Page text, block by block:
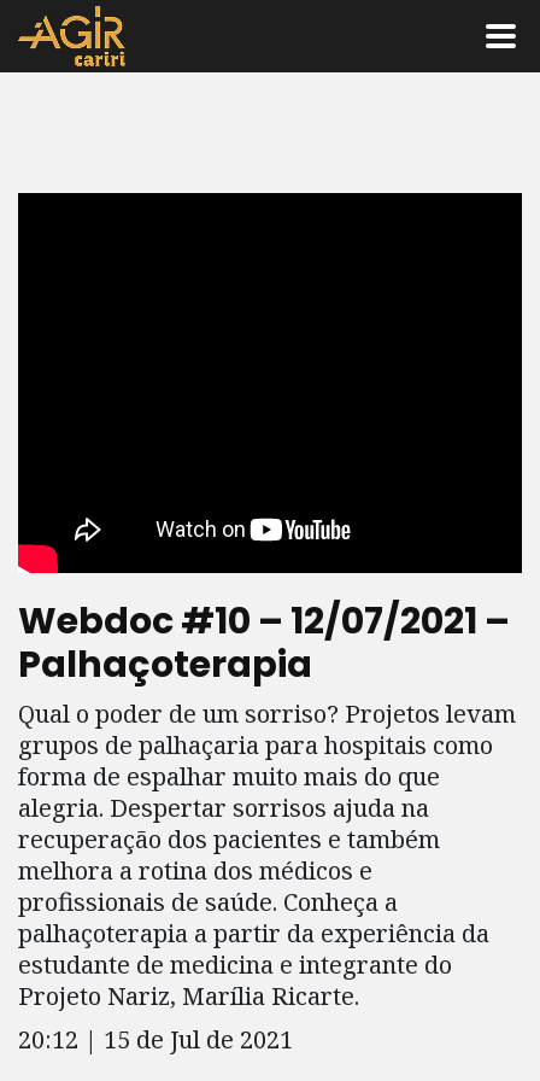
Webdoc #10 – 12/07/2021 –
Palhaçoterapia
Qual o poder de um sorriso? Projetos levam
grupos de palhaçaria para hospitais como
forma de espalhar muito mais do que
alegria. Despertar sorrisos ajuda na
recuperação dos pacientes e também
melhora a rotina dos médicos e
profissionais de saúde. Conheça a
palhaçoterapia a partir da experiência da
estudante de medicina e integrante do
Projeto Nariz, Marília Ricarte.
20:12 | 15 de Jul de 2021